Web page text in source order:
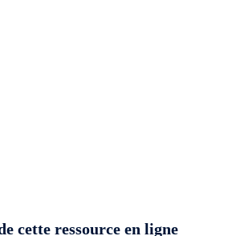
cette ressource en ligne